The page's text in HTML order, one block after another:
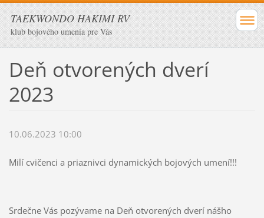
TAEKWONDO HAKIMI RV
klub bojového umenia pre Vás
Deň otvorených dverí
2023
10.06.2023 10:00
Milí cvičenci a priaznivci dynamických bojových umení!!!
Srdečne Vás pozývame na Deň otvorených dverí nášho